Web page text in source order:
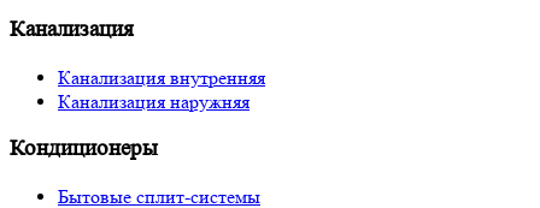
Канализация
Канализация внутренняя
Канализация наружняя
Кондиционеры
Бытовые сплит-системы